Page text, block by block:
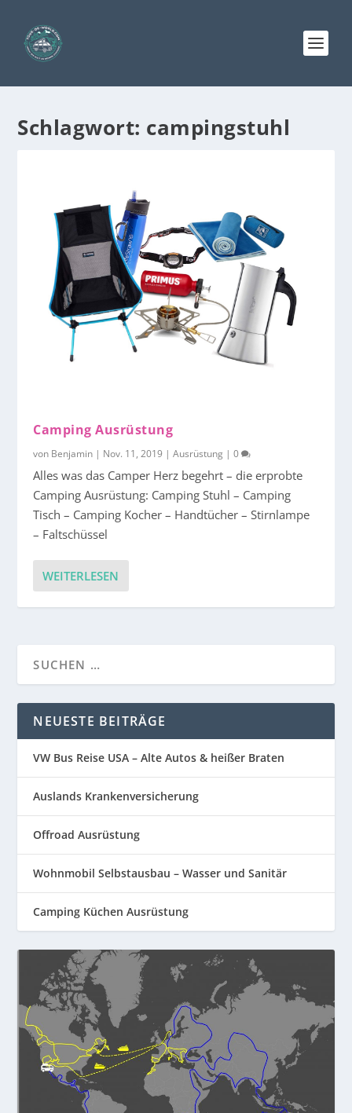
Schlagwort: campingstuhl
Camping Ausrüstung
von Benjamin | Nov. 11, 2019 |Ausrüstung |0
Alles was das Camper Herz begehrt – die erprobte
Camping Ausrüstung: Camping Stuhl – Camping
Tisch – Camping Kocher – Handtücher – Stirnlampe
– Faltschüssel
WEITERLESEN
NEUESTE BEITRÄGE
VW Bus Reise USA – Alte Autos & heißer Braten
Auslands Krankenversicherung
Offroad Ausrüstung
Wohnmobil Selbstausbau – Wasser und Sanitär
Camping Küchen Ausrüstung